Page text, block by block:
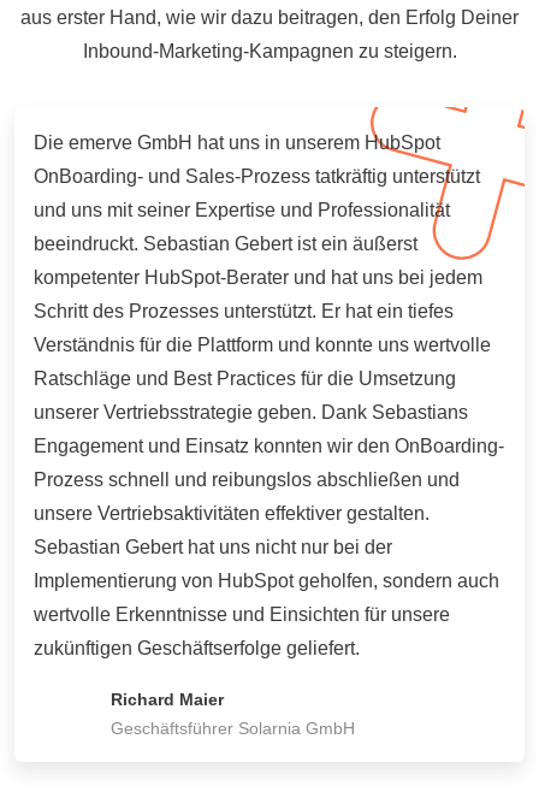
aus erster Hand, wie wir dazu beitragen, den Erfolg Deiner
Inbound-Marketing-Kampagnen zu steigern.
Die emerve GmbH hat uns in unserem HubSpot
OnBoarding- und Sales-Prozess tatkräftig unterstützt
und uns mit seiner Expertise und Professionalität
beeindruckt. Sebastian Gebert ist ein äußerst
kompetenter HubSpot-Berater und hat uns bei jedem
Schritt des Prozesses unterstützt. Er hat ein tiefes
Verständnis für die Plattform und konnte uns wertvolle
Ratschläge und Best Practices für die Umsetzung
unserer Vertriebsstrategie geben. Dank Sebastians
Engagement und Einsatz konnten wir den OnBoarding-
Prozess schnell und reibungslos abschließen und
unsere Vertriebsaktivitäten effektiver gestalten.
Sebastian Gebert hat uns nicht nur bei der
Implementierung von HubSpot geholfen, sondern auch
wertvolle Erkenntnisse und Einsichten für unsere
zukünftigen Geschäftserfolge geliefert.
Richard Maier
Geschäftsführer Solarnia GmbH